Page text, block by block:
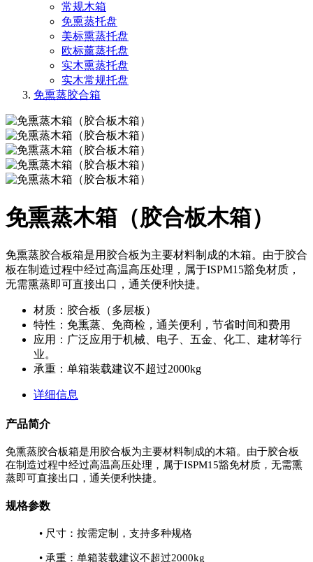
常规木箱
免熏蒸托盘
美标熏蒸托盘
欧标薰蒸托盘
实木熏蒸托盘
实木常规托盘
免熏蒸胶合箱
免熏蒸木箱（胶合板木箱）
免熏蒸胶合板箱是用胶合板为主要材料制成的木箱。由于胶合
板在制造过程中经过高温高压处理，属于ISPM15豁免材质，
无需熏蒸即可直接出口，通关便利快捷。
材质：胶合板（多层板）
特性：免熏蒸、免商检，通关便利，节省时间和费用
应用：广泛应用于机械、电子、五金、化工、建材等行
业。
承重：单箱装载建议不超过2000kg
详细信息
产品简介
免熏蒸胶合板箱是用胶合板为主要材料制成的木箱。由于胶合板
在制造过程中经过高温高压处理，属于ISPM15豁免材质，无需熏
蒸即可直接出口，通关便利快捷。
规格参数
• 尺寸：按需定制，支持多种规格
• 承重：单箱装载建议不超过2000kg